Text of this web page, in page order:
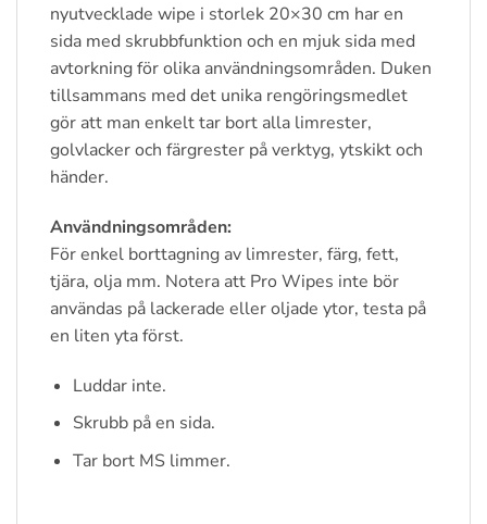
nyutvecklade wipe i storlek 20×30 cm har en
sida med skrubbfunktion och en mjuk sida med
avtorkning för olika användningsområden. Duken
tillsammans med det unika rengöringsmedlet
gör att man enkelt tar bort alla limrester,
golvlacker och färgrester på verktyg, ytskikt och
händer.
Användningsområden:
För enkel borttagning av limrester, färg, fett,
tjära, olja mm. Notera att Pro Wipes inte bör
användas på lackerade eller oljade ytor, testa på
en liten yta först.
Luddar inte.
Skrubb på en sida.
Tar bort MS limmer.